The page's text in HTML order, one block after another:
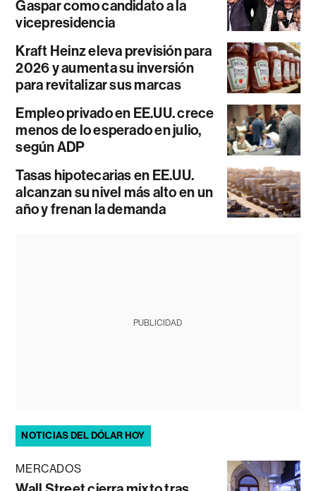
Gaspar como candidato a la
vicepresidencia
Kraft Heinz eleva previsión para
2026 y aumenta su inversión
para revitalizar sus marcas
Empleo privado en EE.UU. crece
menos de lo esperado en julio,
según ADP
Tasas hipotecarias en EE.UU.
alcanzan su nivel más alto en un
año y frenan la demanda
PUBLICIDAD
NOTICIAS DEL DÓLAR HOY
MERCADOS